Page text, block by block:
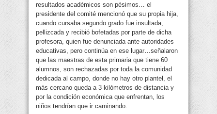
resultados académicos son pésimos… el
presidente del comité mencionó que su propia hija,
cuando cursaba segundo grado fue insultada,
pellizcada y recibió bofetadas por parte de dicha
profesora, quien fue denunciada ante autoridades
educativas, pero continúa en ese lugar…señalaron
que las maestras de esta primaria que tiene 60
alumnos, son rechazadas por toda la comunidad
dedicada al campo, donde no hay otro plantel, el
más cercano queda a 3 kilómetros de distancia y
por la condición económica que enfrentan, los
niños tendrían que ir caminando.